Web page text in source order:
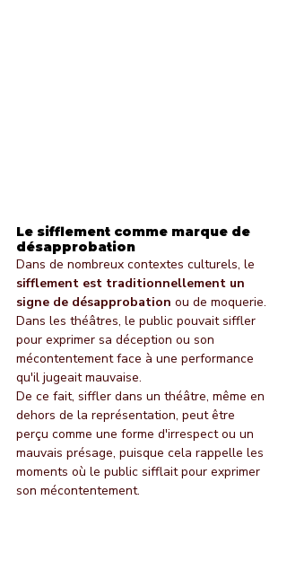
Le sifflement comme marque de
désapprobation
Dans de nombreux contextes culturels, le
sifflement est traditionnellement un
signe de désapprobation ou de moquerie.
Dans les théâtres, le public pouvait siffler
pour exprimer sa déception ou son
mécontentement face à une performance
qu'il jugeait mauvaise.
De ce fait, siffler dans un théâtre, même en
dehors de la représentation, peut être
perçu comme une forme d'irrespect ou un
mauvais présage, puisque cela rappelle les
moments où le public sifflait pour exprimer
son mécontentement.